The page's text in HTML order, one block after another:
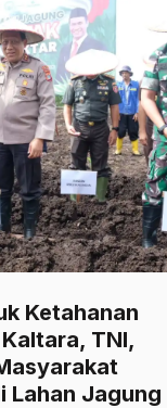
Ketahanan
TNI,
Lahan Jagung